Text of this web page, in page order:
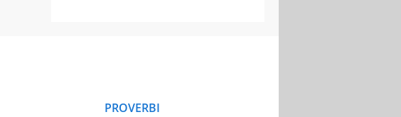
PROVERBI